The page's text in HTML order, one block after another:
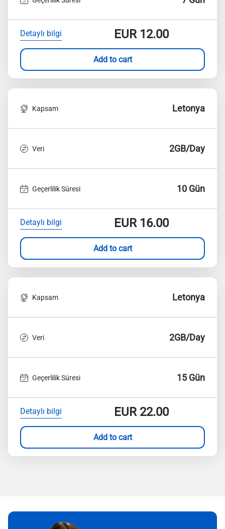
Detaylı bilgi EUR12.00
Add to cart
Kapsam Letonya
Veri 2GB/Day
Geçerlilik Süresi 10 Gün
Detaylı bilgi EUR16.00
Add to cart
Kapsam Letonya
Veri 2GB/Day
Geçerlilik Süresi 15 Gün
Detaylı bilgi EUR22.00
Add to cart